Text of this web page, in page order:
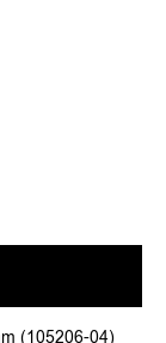
(105206-04)